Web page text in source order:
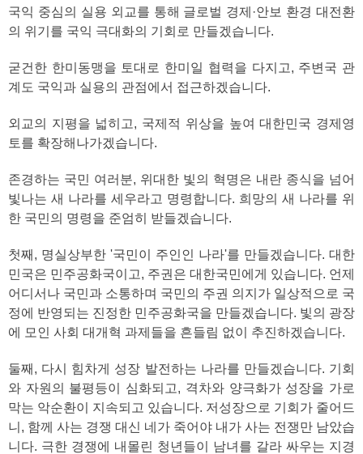
국익 중심의 실용 외교를 통해 글로벌 경제·안보 환경 대전환
의 위기를 국익 극대화의 기회로 만들겠습니다.
굳건한 한미동맹을 토대로 한미일 협력을 다지고, 주변국 관
계도 국익과 실용의 관점에서 접근하겠습니다.
외교의 지평을 넓히고, 국제적 위상을 높여 대한민국 경제영
토를 확장해나가겠습니다.
존경하는 국민 여러분, 위대한 빛의 혁명은 내란 종식을 넘어
빛나는 새 나라를 세우라고 명령합니다. 희망의 새 나라를 위
한 국민의 명령을 준엄히 받들겠습니다.
첫째, 명실상부한 '국민이 주인인 나라'를 만들겠습니다. 대한
민국은 민주공화국이고, 주권은 대한국민에게 있습니다. 언제
어디서나 국민과 소통하며 국민의 주권 의지가 일상적으로 국
정에 반영되는 진정한 민주공화국을 만들겠습니다. 빛의 광장
에 모인 사회 대개혁 과제들을 흔들림 없이 추진하겠습니다.
둘째, 다시 힘차게 성장 발전하는 나라를 만들겠습니다. 기회
와 자원의 불평등이 심화되고, 격차와 양극화가 성장을 가로
막는 악순환이 지속되고 있습니다. 저성장으로 기회가 줄어드
니, 함께 사는 경쟁 대신 네가 죽어야 내가 사는 전쟁만 남았습
니다. 극한 경쟁에 내몰린 청년들이 남녀를 갈라 싸우는 지경